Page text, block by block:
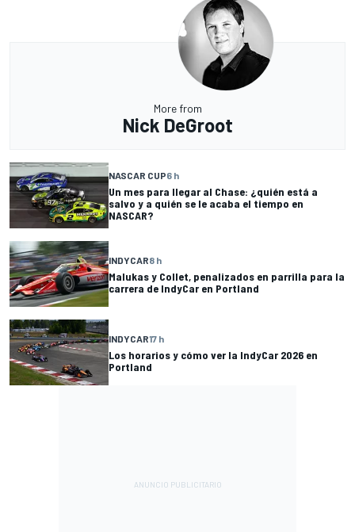
More from
Nick DeGroot
NASCAR CUP6 h
Un mes para llegar al Chase: ¿quién está a
salvo y a quién se le acaba el tiempo en
NASCAR?
INDYCAR8 h
Malukas y Collet, penalizados en parrilla para la
carrera de IndyCar en Portland
INDYCAR17 h
Los horarios y cómo ver la IndyCar 2026 en
Portland